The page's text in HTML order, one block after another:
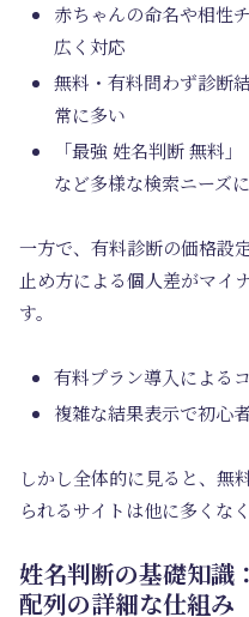
赤ちゃんの命名や相性
広く対応
無料・有料問わず診断
常に多い
「最強 姓名判断 無料
など多様な検索ニーズ
一方で、有料診断の価格設
止め方による個人差がマイ
す。
有料プラン導入による
複雑な結果表示で初心
しかし全体的に見ると、無
られるサイトは他に多くな
姓名判断の基礎知識
配列の詳細な仕組み